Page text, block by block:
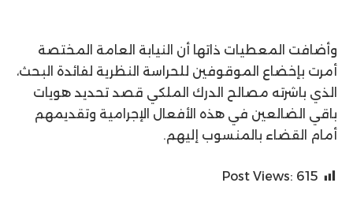
وأضافت المعطيات ذاتها أن النيابة العامة المختصة
أمرت بإخضاع الموقوفين للحراسة النظرية لفائدة البحث،
الذي باشرته مصالح الدرك الملكي قصد تحديد هويات
باقي الضالعين في هذه الأفعال الإجرامية وتقديمهم
أمام القضاء بالمنسوب إليهم.
Post Views: 615